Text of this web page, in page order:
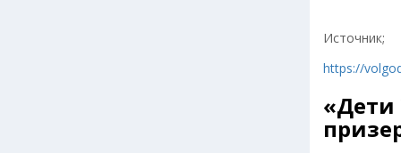
Источник;
https://
«Дети